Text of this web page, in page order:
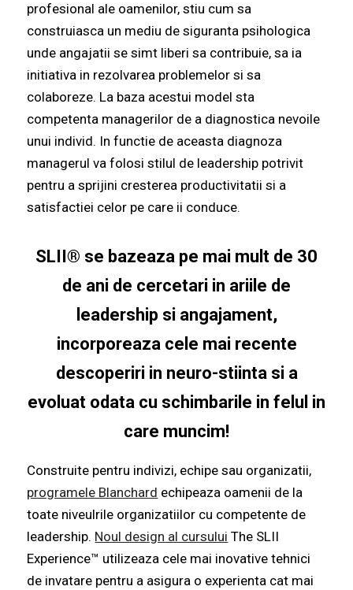
profesional ale oamenilor, stiu cum sa
construiasca un mediu de siguranta psihologica
unde angajatii se simt liberi sa contribuie, sa ia
initiativa in rezolvarea problemelor si sa
colaboreze. La baza acestui model sta
competenta managerilor de a diagnostica nevoile
unui individ. In functie de aceasta diagnoza
managerul va folosi stilul de leadership potrivit
pentru a sprijini cresterea productivitatii si a
satisfactiei celor pe care ii conduce.
SLII® se bazeaza pe mai mult de 30
de ani de cercetari in ariile de
leadership si angajament,
incorporeaza cele mai recente
descoperiri in neuro-stiinta si a
evoluat odata cu schimbarile in felul in
care muncim!
Construite pentru indivizi, echipe sau organizatii,
programele Blanchard echipeaza oamenii de la
toate niveulrile organizatiilor cu competente de
leadership. Noul design al cursului The SLII
Experience™ utilizeaza cele mai inovative tehnici
de invatare pentru a asigura o experienta cat mai